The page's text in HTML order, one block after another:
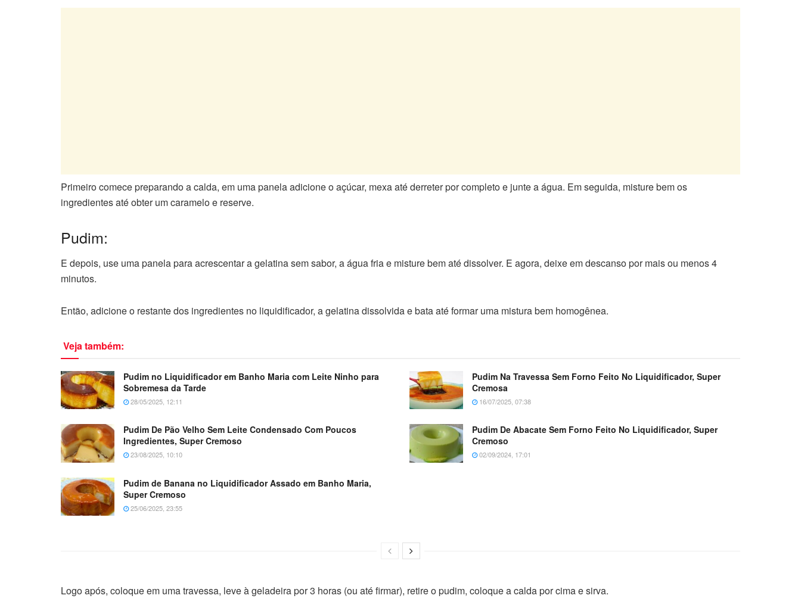
Primeiro comece preparando a calda, em uma panela adicione o açúcar, mexa até derreter por completo e junte a água. Em seguida, misture bem os
ingredientes até obter um caramelo e reserve.
Pudim:
E depois, use uma panela para acrescentar a gelatina sem sabor, a água fria e misture bem até dissolver. E agora, deixe em descanso por mais ou menos 4
minutos.
Então, adicione o restante dos ingredientes no liquidificador, a gelatina dissolvida e bata até formar uma mistura bem homogênea.
Veja também:
Pudim no Liquidificador em Banho Maria com Leite Ninho para
Sobremesa da Tarde
28/05/2025, 12:11
Pudim Na Travessa Sem Forno Feito No Liquidificador, Super
Cremosa
16/07/2025, 07:38
Pudim De Pão Velho Sem Leite Condensado Com Poucos
Ingredientes, Super Cremoso
23/08/2025, 10:10
Pudim De Abacate Sem Forno Feito No Liquidificador, Super
Cremoso
02/09/2024, 17:01
Pudim de Banana no Liquidificador Assado em Banho Maria,
Super Cremoso
25/06/2025, 23:55
Logo após, coloque em uma travessa, leve à geladeira por 3 horas (ou até firmar), retire o pudim, coloque a calda por cima e sirva.